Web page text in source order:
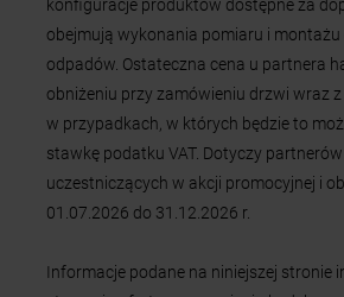
stawkę podatku VAT. Dotyczy
uczestniczących w akcji promocyjnej i
01.07.2026 do 31.12.2026 r.
Informacje podane na niniejszej stronie
stanowią oferty w rozumieniu kodeksu
zaproszenie do zawarcia umowy.
bazują na danym kolorze wg palety RAL.
Najniższa cena produktów